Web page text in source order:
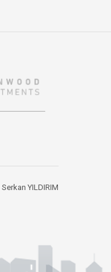
Serkan YILDIRIM